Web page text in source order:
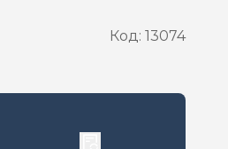
Код: 13074